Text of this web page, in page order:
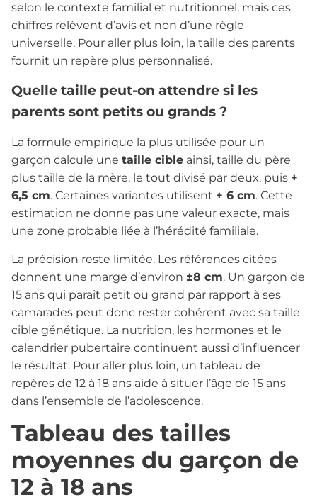
selon le contexte familial et nutritionnel, mais ces
chiffres relèvent d’avis et non d’une règle
universelle. Pour aller plus loin, la taille des parents
fournit un repère plus personnalisé.
Quelle taille peut-on attendre si les
parents sont petits ou grands ?
La formule empirique la plus utilisée pour un
garçon calcule une taille cible ainsi, taille du père
plus taille de la mère, le tout divisé par deux, puis +
6,5 cm. Certaines variantes utilisent + 6 cm. Cette
estimation ne donne pas une valeur exacte, mais
une zone probable liée à l’hérédité familiale.
La précision reste limitée. Les références citées
donnent une marge d’environ ±8 cm. Un garçon de
15 ans qui paraît petit ou grand par rapport à ses
camarades peut donc rester cohérent avec sa taille
cible génétique. La nutrition, les hormones et le
calendrier pubertaire continuent aussi d’influencer
le résultat. Pour aller plus loin, un tableau de
repères de 12 à 18 ans aide à situer l’âge de 15 ans
dans l’ensemble de l’adolescence.
Tableau des tailles
moyennes du garçon de
12 à 18 ans